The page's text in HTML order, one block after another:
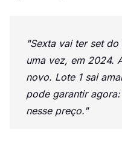
"Sexta vai ter set
uma vez, em 2024.
novo. Lote 1 sai
pode garantir
nesse preço."